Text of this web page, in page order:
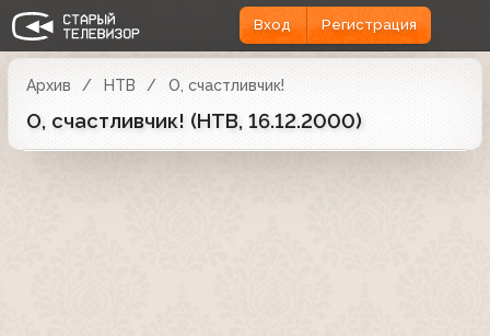
Вход Регистрация
Архив НТВ О, счастливчик!
О, счастливчик! (НТВ, 16.12.2000)